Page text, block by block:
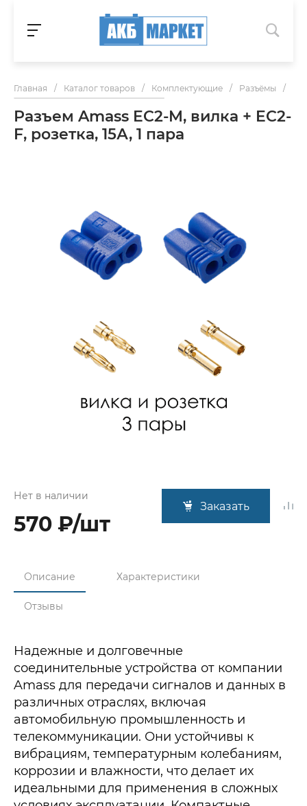
Главная / Каталог товаров / Комплектующие / Разъёмы /
Разъем Amass EC2-M, вилка + EC2-
F, розетка, 15А, 1 пара
Нет в наличии
570 ₽/шт
Заказать
Описание Характеристики
Отзывы
Надежные и долговечные
соединительные устройства от компании
Amass для передачи сигналов и данных в
различных отраслях, включая
автомобильную промышленность и
телекоммуникации. Они устойчивы к
вибрациям, температурным колебаниям,
коррозии и влажности, что делает их
идеальными для применения в сложных